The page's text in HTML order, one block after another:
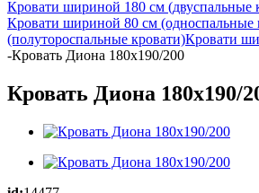
Кровати шириной 180 см (двуспальные
Кровати шириной 80 см (односпальные
(полутороспальные кровати)Кровати
-Кровать Диона 180х190/200
Кровать Диона 180х190/